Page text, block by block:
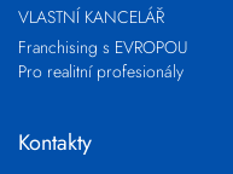
VLASTNÍ KANCELÁŘ
Franchising s EVROPOU
Pro realitní profesionály
Kontakty